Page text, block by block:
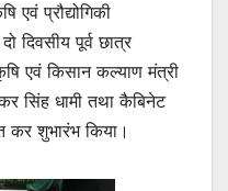
एवं प्रौद्योगिकी
दिवसीय पूर्व छात्र
एवं किसान कल्याण मंत्री
सिंह धामी तथा कैबिनेट
कर शुभारंभ किया।